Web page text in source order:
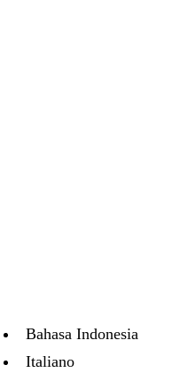
Bahasa Indonesia
Italiano